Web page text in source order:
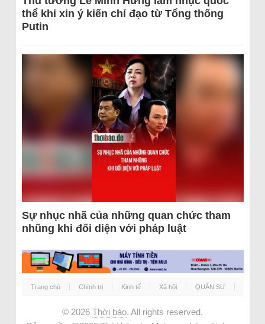
thể khi xin ý kiến chỉ đạo từ Tổng thống
Putin
Sự nhục nhã của những quan chức tham
nhũng khi đối diện với pháp luật
Trang chủ Chính trị Kinh tế Xã hội QUÂN SỰ
© 2026 Thời báo. All rights reserved.